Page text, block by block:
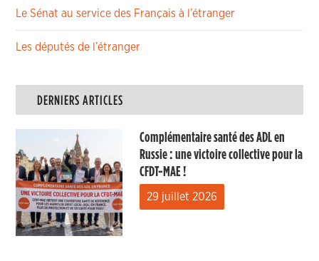
Le Sénat au service des Français à l’étranger
Les députés de l’étranger
DERNIERS ARTICLES
Complémentaire santé des ADL en
Russie : une victoire collective pour la
CFDT-MAE !
29 juillet 2026